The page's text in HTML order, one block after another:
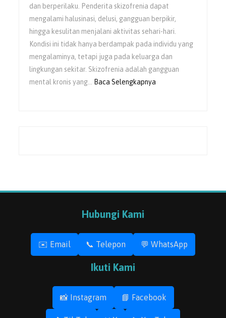
dan berperilaku. Penderita skizofrenia dapat
mengalami halusinasi, delusi, gangguan berpikir,
hingga kesulitan menjalani aktivitas sehari-hari.
Kondisi ini tidak hanya berdampak pada individu yang
mengalaminya, tetapi juga pada keluarga dan
lingkungan sekitar. Skizofrenia adalah gangguan
mental kronis yang…
Baca Selengkapnya
Hubungi Kami
✉️ Email 📞 Telepon 💬 WhatsApp
Ikuti Kami
📸 Instagram 📘 Facebook